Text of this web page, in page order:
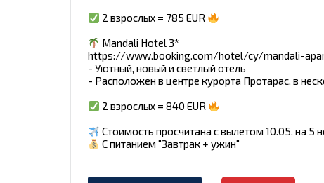
2 взрослых = 785 EUR
Mandali Hotel 3*
https://www.booking.com/hotel/cy/mandali-
- Уютный, новый и светлый отель
- Расположен в центре курорта Протарас, в
2 взрослых = 840 EUR
Стоимость просчитана с вылетом 10.05, на 5
С питанием "Завтрак + ужин"